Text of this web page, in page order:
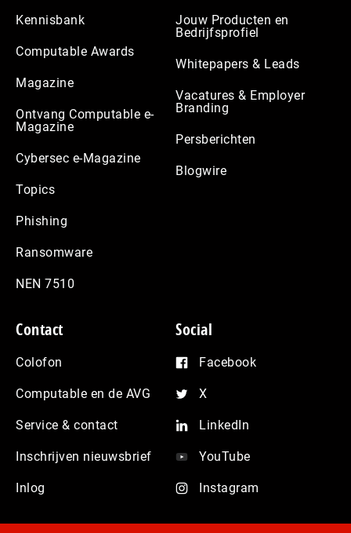
Kennisbank
Computable Awards
Magazine
Ontvang Computable e-
Magazine
Cybersec e-Magazine
Topics
Phishing
Ransomware
NEN 7510
Jouw Producten en
Bedrijfsprofiel
Whitepapers & Leads
Vacatures & Employer
Branding
Persberichten
Blogwire
Contact
Colofon
Computable en de AVG
Service & contact
Inschrijven nieuwsbrief
Inlog
Social
Facebook
X
LinkedIn
YouTube
Instagram